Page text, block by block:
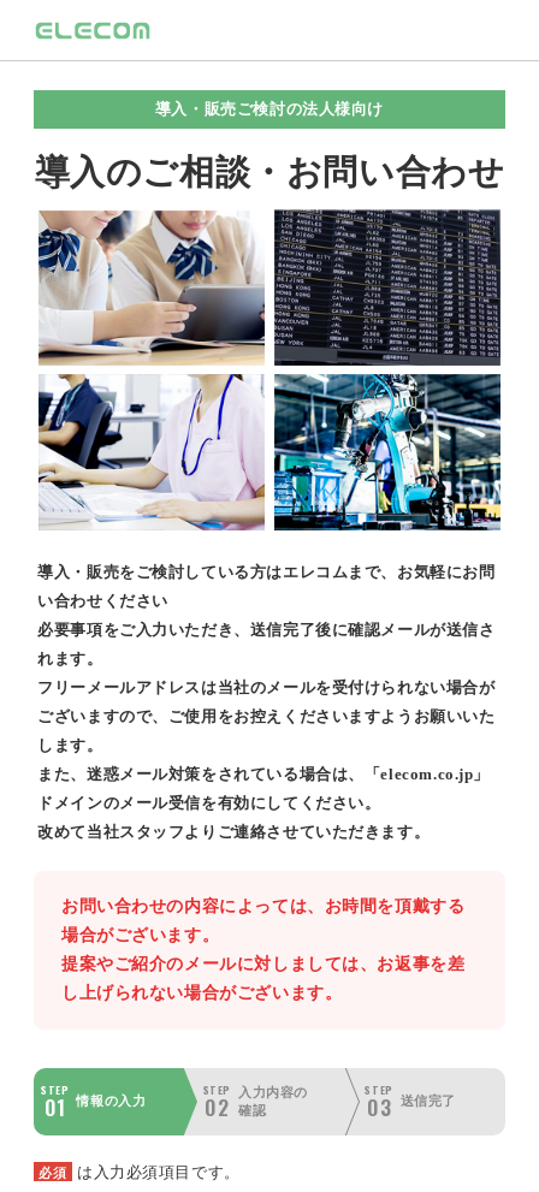
導入・販売ご検討の法人様向け
導入のご相談・お問い合わせ
導入・販売をご検討している方はエレコムまで、お気軽にお問
い合わせください
必要事項をご入力いただき、送信完了後に確認メールが送信さ
れます。
フリーメールアドレスは当社のメールを受付けられない場合が
ございますので、ご使用をお控えくださいますようお願いいた
します。
また、迷惑メール対策をされている場合は、「elecom.co.jp」
ドメインのメール受信を有効にしてください。
改めて当社スタッフよりご連絡させていただきます。
お問い合わせの内容によっては、お時間を頂戴する
場合がございます。
提案やご紹介のメールに対しましては、お返事を差
し上げられない場合がございます。
STEP
01 情報の入力
STEP
02
入力内容の
確認
STEP
03 送信完了
必須 は入力必須項目です。